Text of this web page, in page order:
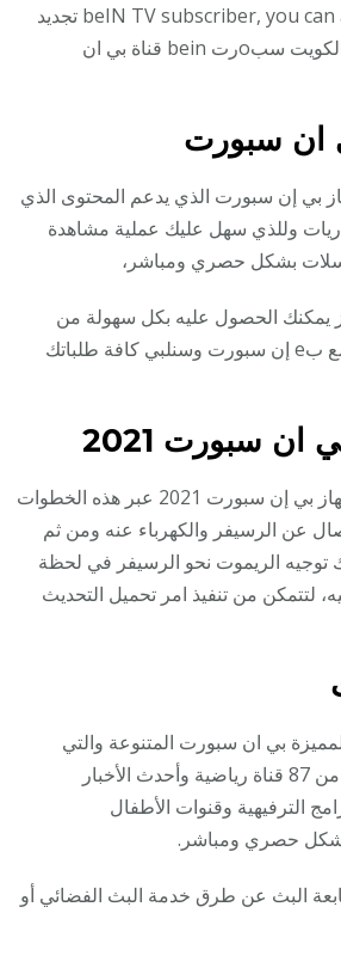
beIN TV subscriber, you can activate online beIN تجديد
اشتراك بي ان سبورت الكويت سبoرت bein قناة بي ان
ان سبورت
بي إن سبورت الذي يدعم المحتوى الذي
وللذي سهل عليك عملية مشاهدة
بشكل حصري ومباشر،
يمكنك الحصول عليه بكل سهولة من
خلال تواصلك المباشر مع بe إن سبورت وسنلبي كافة طلباتك
سبورت 2021
نقدم لكم ميزة ابديت جهاز بي إن سبورت 2021 عبر هذه الخطوات
عن الرسيفر والكهرباء عنه ومن ثم
توجيه الريموت نحو الرسيفر في لحظة
لتتمكن من تنفيذ امر تحميل التحديث
بي ان سبورت المتنوعة والتي
تخولكم من متابعة أكثر من 87 قناة رياضية وأحدث الأخبار
الترفيهية وقنوات الأطفال
بشكل حصري ومباشر.
البث عن طرق خدمة البث الفضائي أو